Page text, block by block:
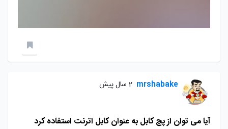
mrshabake 2 سال پیش
آیا می توان از پچ کابل به عنوان کابل اترنت استفاده کرد